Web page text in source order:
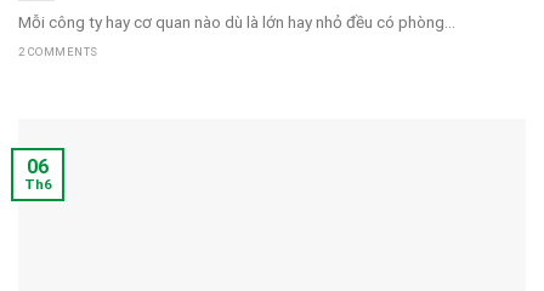
Mỗi công ty hay cơ quan nào dù là lớn hay nhỏ đều có phòng...
2 COMMENTS
06
Th6